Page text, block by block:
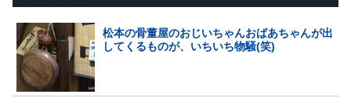
松本の骨董屋のおじいちゃんおばあちゃんが出
してくるものが、いちいち物騒(笑)